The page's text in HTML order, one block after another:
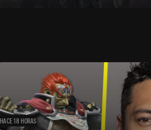
HACE 18 HORAS